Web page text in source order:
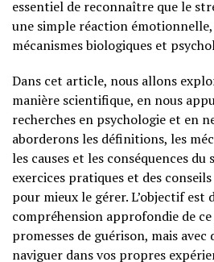
essentiel de reconnaître que le
une simple réaction émotionnelle,
mécanismes biologiques et
Dans cet article, nous allons
manière scientifique, en nous
recherches en psychologie et en
aborderons les définitions, les
les causes et les conséquences du
exercices pratiques et des
pour mieux le gérer. L’objectif est
compréhension approfondie de
promesses de guérison, mais
naviguer dans vos propres